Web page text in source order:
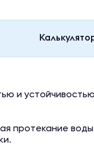
и
протекание